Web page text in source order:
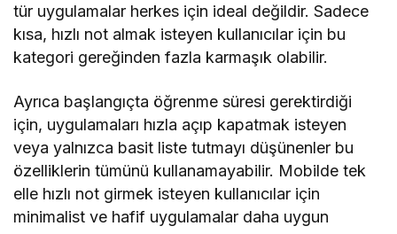
tür uygulamalar herkes için ideal değildir. Sadece
kısa, hızlı not almak isteyen kullanıcılar için bu
kategori gereğinden fazla karmaşık olabilir.
Ayrıca başlangıçta öğrenme süresi gerektirdiği
için, uygulamaları hızla açıp kapatmak isteyen
veya yalnızca basit liste tutmayı düşünenler bu
özelliklerin tümünü kullanamayabilir. Mobilde tek
elle hızlı not girmek isteyen kullanıcılar için
minimalist ve hafif uygulamalar daha uygun